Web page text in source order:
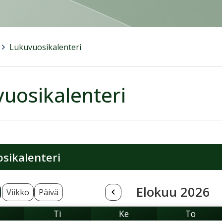
Lukuvuosikalenteri
Viikko Päivä Elokuu 2026
Ti Ke To